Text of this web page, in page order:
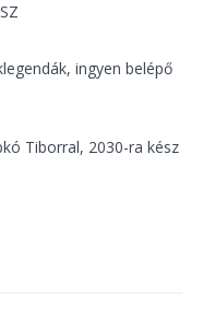
ingyen belépő
Tiborral, 2030-ra kész